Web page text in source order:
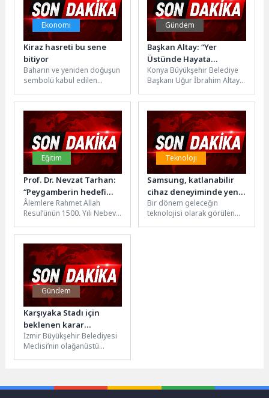
Ekonomi
Kiraz hasreti bu sene
bitiyor
Baharın ve yeniden doğuşun
sembolü kabul edilen
yaşanıyor. Geçen sezon
yaşanan iklim...
Gündem
Başkan Altay: “Yer
Üstünde Hayata
Geçirdiğimiz Büyük
Eserler Gibi Yerin Altına
da Konya Modeli
Vuruyoruz”
Konya Büyükşehir Belediye
Başkanı Uğur İbrahim Altay,
toplantısıyla KOSKİ Genel
Müdürlüğü tarafından 31...
Eğitim
Prof. Dr. Nevzat Tarhan:
“Peygamberin hedefi
iktidar değil, gönülleri
inşa etmekti!”
Âlemlere Rahmet Allah
Resul’ünün 1500. Yılı Nebevî
Üniversitesi ev sahipliğinde
düzenlenen “Nebevî...
Teknoloji
Samsung, katlanabilir
cihaz deneyiminde yeni
dönemin sinyallerini
veriyor
Bir dönem geleceğin
teknolojisi olarak görülen
Gündem
Karşıyaka Stadı için
beklenen karar
meclisten geçti
İzmir Büyükşehir Belediyesi
Meclisi’nin olağanüstü
karar...